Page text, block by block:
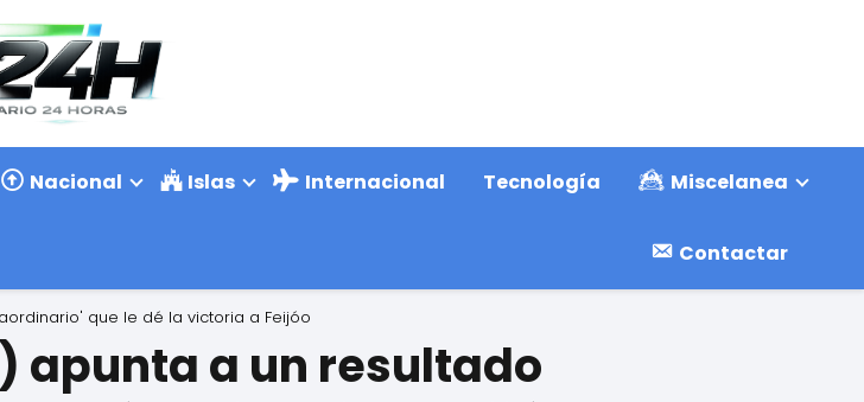
Nacional Islas Internacional Tecnología Miscelanea
Contactar
que le dé la victoria a Feijóo
apunta a un resultado